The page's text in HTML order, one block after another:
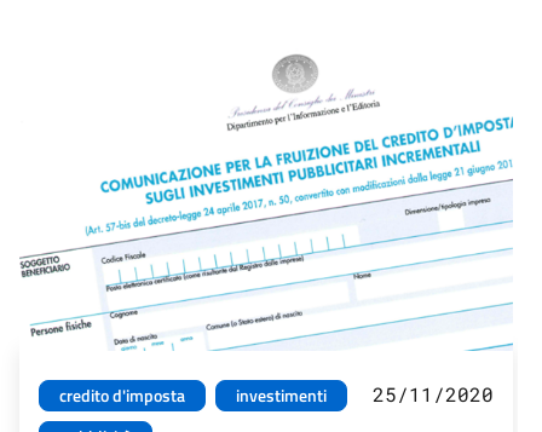
credito d'imposta
investimenti
25/11/2020